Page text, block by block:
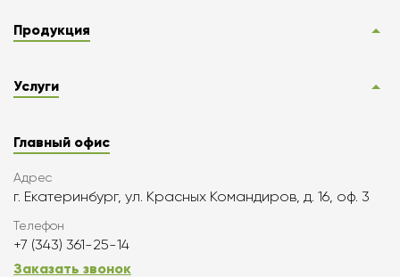
Продукция
Услуги
Главный офис
Адрес
г. Екатеринбург, ул. Красных Командиров, д. 16, оф. 3
Телефон
+7 (343) 361-25-14
Заказать звонок